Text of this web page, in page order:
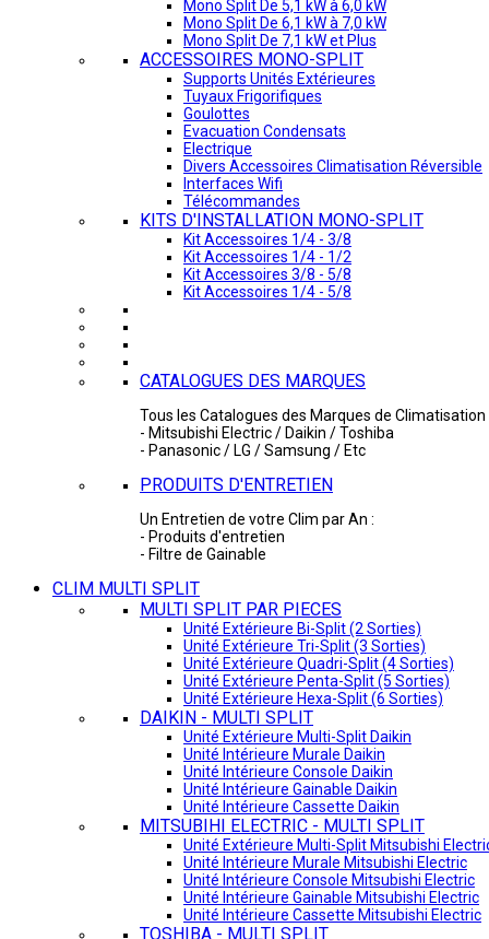
Mono Split De 5,1 kW à 6,0 kW
Mono Split De 6,1 kW à 7,0 kW
Mono Split De 7,1 kW et Plus
ACCESSOIRES MONO-SPLIT
Supports Unités Extérieures
Tuyaux Frigorifiques
Goulottes
Evacuation Condensats
Electrique
Divers Accessoires Climatisation Réversible
Interfaces Wifi
Télécommandes
KITS D'INSTALLATION MONO-SPLIT
Kit Accessoires 1/4 - 3/8
Kit Accessoires 1/4 - 1/2
Kit Accessoires 3/8 - 5/8
Kit Accessoires 1/4 - 5/8
CATALOGUES DES MARQUES
Tous les Catalogues des Marques de Climatisation
- Mitsubishi Electric / Daikin / Toshiba
- Panasonic / LG / Samsung / Etc
PRODUITS D'ENTRETIEN
Un Entretien de votre Clim par An :
- Produits d'entretien
- Filtre de Gainable
CLIM MULTI SPLIT
MULTI SPLIT PAR PIECES
Unité Extérieure Bi-Split (2 Sorties)
Unité Extérieure Tri-Split (3 Sorties)
Unité Extérieure Quadri-Split (4 Sorties)
Unité Extérieure Penta-Split (5 Sorties)
Unité Extérieure Hexa-Split (6 Sorties)
DAIKIN - MULTI SPLIT
Unité Extérieure Multi-Split Daikin
Unité Intérieure Murale Daikin
Unité Intérieure Console Daikin
Unité Intérieure Gainable Daikin
Unité Intérieure Cassette Daikin
MITSUBIHI ELECTRIC - MULTI SPLIT
Unité Extérieure Multi-Split Mitsubishi
Unité Intérieure Murale Mitsubishi Electric
Unité Intérieure Console Mitsubishi Electric
Unité Intérieure Gainable Mitsubishi Electric
Unité Intérieure Cassette Mitsubishi Electric
TOSHIBA - MULTI SPLIT